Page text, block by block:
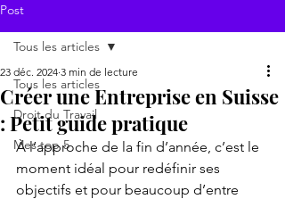
Post
Tous les articles
Droit du Travail
Mes top 5
Tous les articles
Créer une Entreprise en Suisse
: Petit guide pratique
23 déc. 2024 3 min de lecture
À l’approche de la fin d’année, c’est le
moment idéal pour redéfinir ses
objectifs et pour beaucoup d’entre